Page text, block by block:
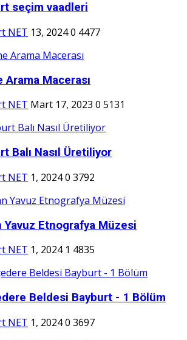
seçim vaadleri
NET 13, 20240 4477
Arama Macerası
NET Mart 17, 2023 0 5131
Balı Nasıl Üretiliyor
NET 1, 20240 3792
Yavuz Etnografya Müzesi
NET 1, 2024 1 4835
Beldesi Bayburt - 1 Bölüm
NET 1, 20240 3697